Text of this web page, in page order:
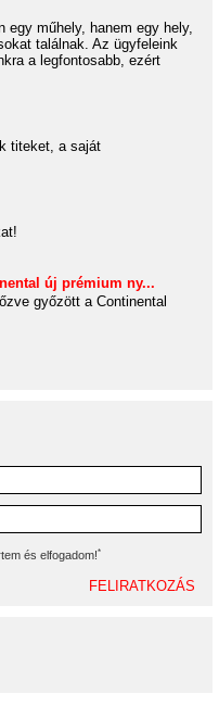
műhely, hanem egy hely,
találnak. Az ügyfeleink
a legfontosabb, ezért
titeket, a saját
új prémium ny...
győzött a Continental
és elfogadom!*